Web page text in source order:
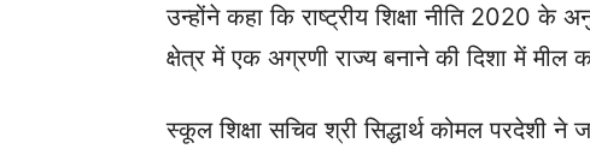
उन्होंने कहा कि राष्ट्रीय शिक्षा नीति 2020 के
क्षेत्र में एक अग्रणी राज्य बनाने की दिशा में मील
स्कूल शिक्षा सचिव श्री सिद्धार्थ कोमल परदेशी